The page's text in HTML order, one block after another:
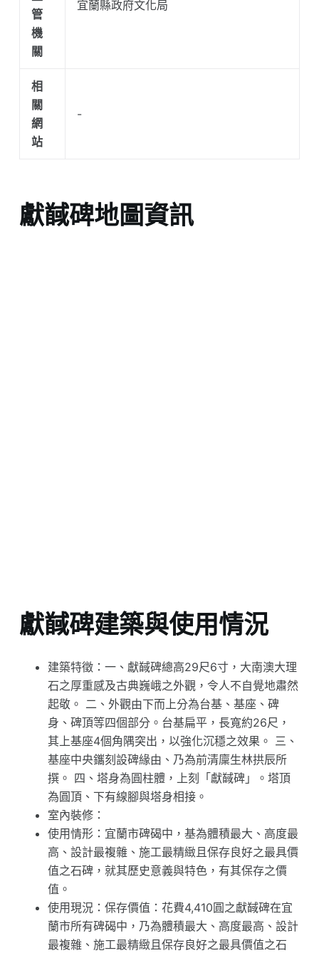
管
機
關
宜蘭縣政府文化局
相
關
網
站
-
獻馘碑地圖資訊
獻馘碑建築與使用情況
建築特徵：一、獻馘碑總高29尺6寸，大南澳大理
石之厚重感及古典巍峨之外觀，令人不自覺地肅然
起敬。 二、外觀由下而上分為台基、基座、碑
身、碑頂等四個部分。台基扁平，長寬約26尺，
其上基座4個角隅突出，以強化沉穩之效果。 三、
基座中央鑴刻設碑緣由、乃為前清廩生林拱辰所
撰。 四、塔身為圓柱體，上刻「獻馘碑」。塔頂
為圓頂、下有線腳與塔身相接。
室內裝修：
使用情形：宜蘭市碑碣中，基為體積最大、高度最
高、設計最複雜、施工最精緻且保存良好之最具價
值之石碑，就其歷史意義與特色，有其保存之價
值。
使用現況：保存價值：花費4,410圓之獻馘碑在宜
蘭市所有碑碣中，乃為體積最大、高度最高、設計
最複雜、施工最精緻且保存良好之最具價值之石